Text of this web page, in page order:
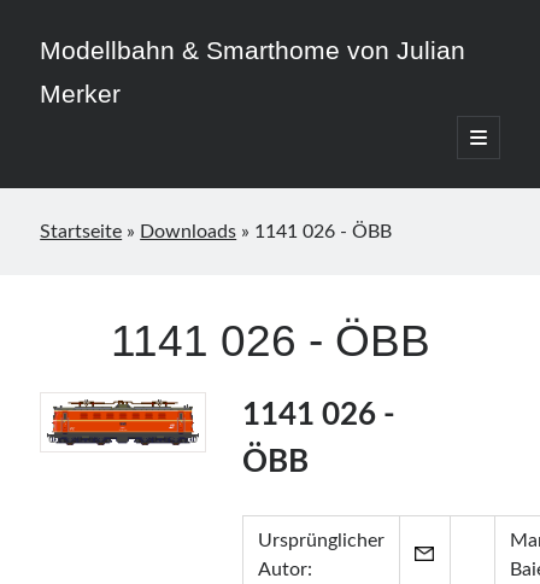
Modellbahn & Smarthome von Julian
Merker
open
primary
Sidebar
Home Assistant
Modellbahn
Startseite » Downloads » 1141 026 - ÖBB
1141 026 - ÖBB
1141 026 -
ÖBB
Ursprünglicher
Autor: